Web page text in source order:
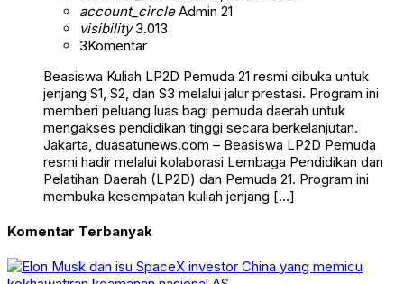
account_circleAdmin 21
visibility3.013
3Komentar
Beasiswa Kuliah LP2D Pemuda 21 resmi dibuka untuk
jenjang S1, S2, dan S3 melalui jalur prestasi. Program ini
memberi peluang luas bagi pemuda daerah untuk
mengakses pendidikan tinggi secara berkelanjutan.
Jakarta, duasatunews.com – Beasiswa LP2D Pemuda
resmi hadir melalui kolaborasi Lembaga Pendidikan dan
Pelatihan Daerah (LP2D) dan Pemuda 21. Program ini
membuka kesempatan kuliah jenjang […]
Komentar Terbanyak